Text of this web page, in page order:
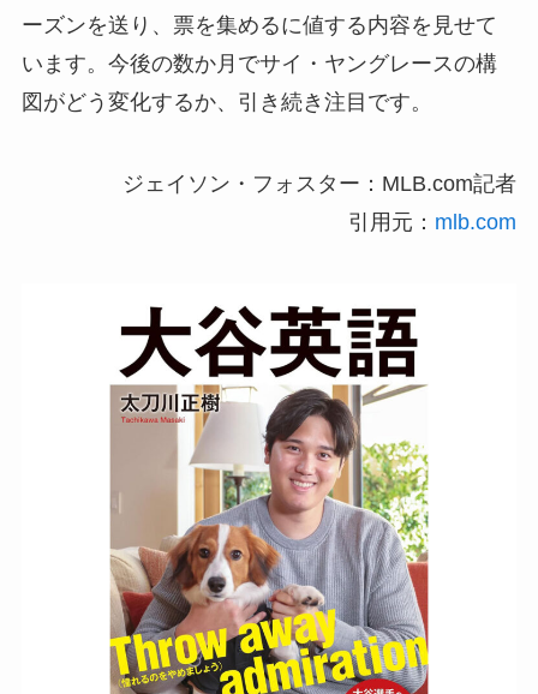
ーズンを送り、票を集めるに値する内容を見せて
います。今後の数か月でサイ・ヤングレースの構
図がどう変化するか、引き続き注目です。
ジェイソン・フォスター：MLB.com記者
引用元： mlb.com